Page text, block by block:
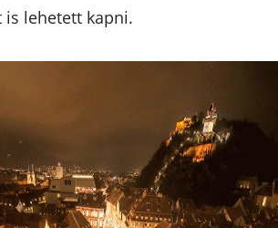
is lehetett kapni.